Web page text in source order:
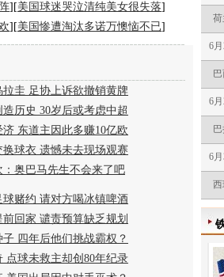
][美国球迷哭泣清纯美女很失落]
][美国惨遭淘汰多诺万懊恼不已]
圭 足协上诉欲撤销黄牌
历史 30岁后或考虑中超
东道主因此多赚10亿欧
球衣 遗憾未去现场观赛
奥巴马先生不会来了吧
赌约 请对方喝冰镇啤酒
回家 谴责预算缺乏规划
四年后他们挑战霸权？
点球未救主却创80年纪录
荷
6
6
6